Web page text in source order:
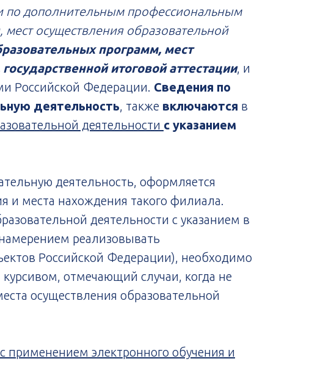
по дополнительным профессиональным
осуществления образовательной
программ, мест
итоговой аттестации, и
Российской Федерации. Сведения по
деятельность, также включаются в
деятельности с указанием
деятельность, оформляется
и места нахождения такого филиала.
деятельности с указанием в
реализовывать
Российской Федерации), необходимо
отмечающий случаи, когда не
осуществления образовательной
применением электронного обучения и